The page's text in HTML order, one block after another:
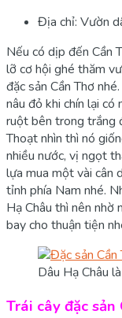
Địa chỉ: Vườn
Nếu có dịp đến Cần
lỡ cơ hội ghé thăm
đặc sản Cần Thơ
nâu đỏ khi chín lại
ruột bên trong trắng
Thoạt nhìn thì nó
nhiều nước, vị ngọt
lựa mua một vài cân
tỉnh phía Nam nhé.
Hạ Châu thì nên nhờ
bay cho thuận tiện
Dâu Hạ Châu
Trái cây đặc sản